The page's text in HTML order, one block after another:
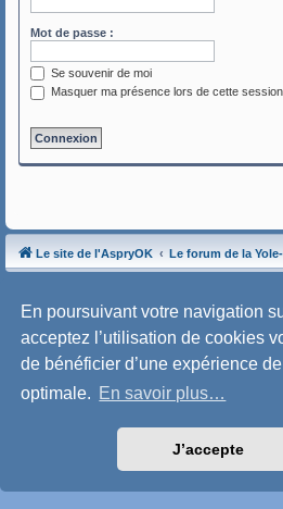
En poursuivant votre navigation
acceptez l’utilisation de cookies
de bénéficier d’une expérience
optimale. En savoir plus…
J’accepte
Mot de passe :
Se souvenir de moi
Masquer ma présence lors de cette session
Le site de l'AspryOK Le forum de la
Traduction française
Style: SoftBlue by Joyce&Luna
Confidentialité|